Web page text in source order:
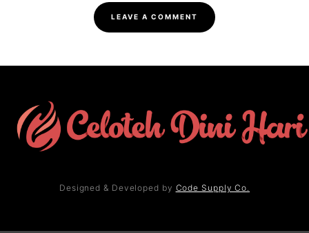
LEAVE A COMMENT
Designed & Developed by Code Supply Co.